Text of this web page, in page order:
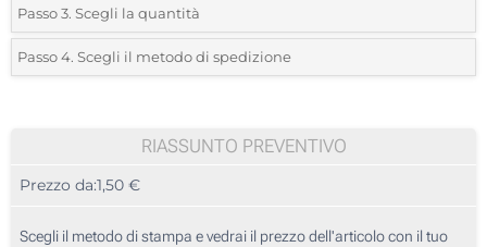
*Seleziona la posizione di stampa e il colore del vostro logo:
1 Colore (Su un lato)
3 Colori (Su un lato)
Passo 3. Scegli la quantità
*Quantità desiderata:
50
125
Passo 4. Scegli il metodo di spedizione
RIASSUNTO PREVENTIVO
Prezzo da:1,50 €
Scegli il metodo di stampa e vedrai il prezzo dell'articolo con il tuo